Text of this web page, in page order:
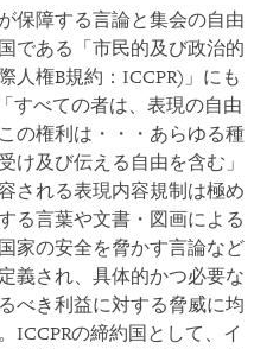
保障する言論と集会の自由
である「市民的及び政治的
人権B規約：ICCPR)」にも
すべての者は、表現の自由
の権利は・・・あらゆる種
け及び伝える自由を含む」
される表現内容規制は極め
る言葉や文書・図画による
家の安全を脅かす言論など
義され、具体的かつ必要な
べき利益に対する脅威に均
ICCPRの締約国として、イ